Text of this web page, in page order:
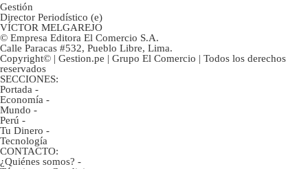
Gestión
Director Periodístico (e)
VÍCTOR MELGAREJO
© Empresa Editora El Comercio S.A.
Calle Paracas #532, Pueblo Libre, Lima.
Copyright© | Gestion.pe | Grupo El Comercio | Todos los derechos
reservados
SECCIONES:
Portada -
Economía -
Mundo -
Perú -
Tu Dinero -
Tecnología
CONTACTO:
¿Quiénes somos? -